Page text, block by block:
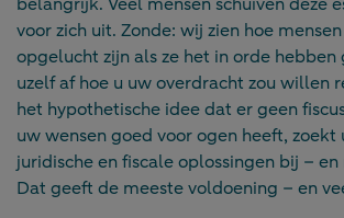
voor zich uit. Zonde: wij zien hoe
opgelucht zijn als ze het in orde hebben
uzelf af hoe u uw overdracht zou willen
het hypothetische idee dat er geen
uw wensen goed voor ogen heeft, zoekt
juridische en fiscale oplossingen bij –
Dat geeft de meeste voldoening – en